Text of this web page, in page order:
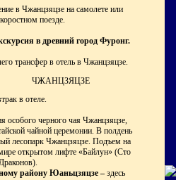
в Чжанцзяцзе на самолете или
поезде.
в древний город Фуронг.
трансфер в отель в Чжанцзяцзе.
ЧЖАНЦЗЯЦЗЕ
в отеле.
особого черного чая Чжанцзяцзе,
чайной церемонии. В полдень
лесопарк Чжанцзяцзе. Подъем на
открытом лифте «Байлун» (Сто
району Юаньцзяцзе – здесь